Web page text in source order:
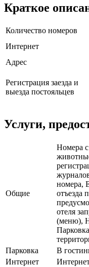
Краткое
Количество номеров
Интернет
Адрес
Регистрация заезда и
выезда постояльцев
Услуги,
Общие
Номера
номера,
отъезда
отеля
(меню),
Парковка
В
Интернет